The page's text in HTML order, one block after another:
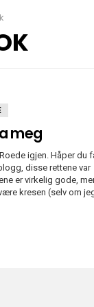
meg
igjen. Håper du
disse rettene var
er virkelig gode,
kresen (selv om